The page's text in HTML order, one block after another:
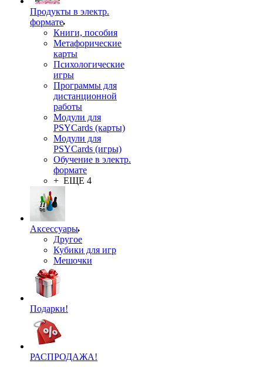
Продукты в электр.
формате
Книги, пособия
Метафорические
карты
Психологические
игры
Программы для
дистанционной
работы
Модули для
PSYCards (карты)
Модули для
PSYCards (игры)
Обучение в электр.
формате
+ ЕЩЕ 4
Аксессуары
Другое
Кубики для игр
Мешочки
Подарки!
РАСПРОДАЖА!